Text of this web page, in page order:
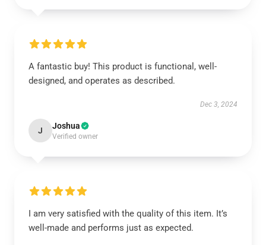
A fantastic buy! This product is functional, well-
designed, and operates as described.
Dec 3, 2024
J Joshua
Verified owner
I am very satisfied with the quality of this item. It’s
well-made and performs just as expected.